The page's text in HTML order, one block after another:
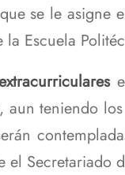
se le
Escuela
teniendo
el Secretariado